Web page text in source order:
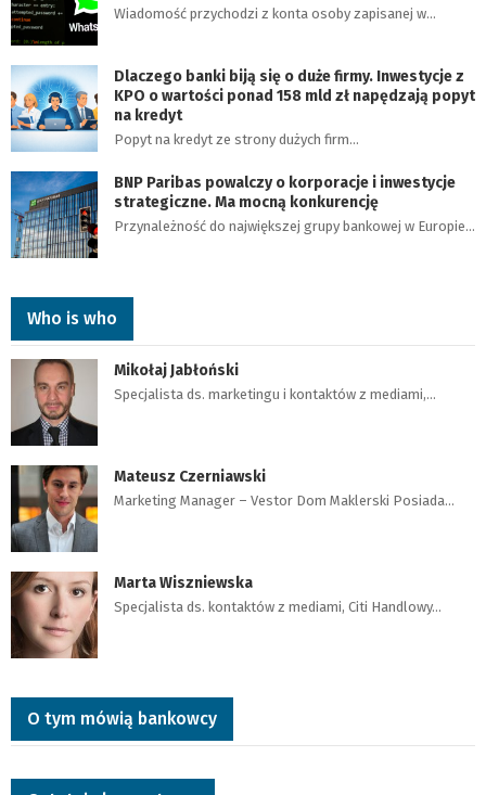
Wiadomość przychodzi z konta osoby zapisanej w…
Dlaczego banki biją się o duże firmy. Inwestycje z
KPO o wartości ponad 158 mld zł napędzają popyt
na kredyt
Popyt na kredyt ze strony dużych firm…
BNP Paribas powalczy o korporacje i inwestycje
strategiczne. Ma mocną konkurencję
Przynależność do największej grupy bankowej w Europie…
Who is who
Mikołaj Jabłoński
Specjalista ds. marketingu i kontaktów z mediami,…
Mateusz Czerniawski
Marketing Manager – Vestor Dom Maklerski Posiada…
Marta Wiszniewska
Specjalista ds. kontaktów z mediami, Citi Handlowy…
O tym mówią bankowcy